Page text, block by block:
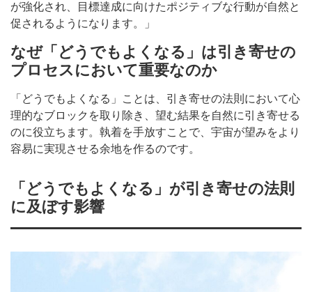
が強化され、目標達成に向けたポジティブな行動が自然と
促されるようになります。」
なぜ「どうでもよくなる」は引き寄せの
プロセスにおいて重要なのか
「どうでもよくなる」ことは、引き寄せの法則において心
理的なブロックを取り除き、望む結果を自然に引き寄せる
のに役立ちます。執着を手放すことで、宇宙が望みをより
容易に実現させる余地を作るのです。
「どうでもよくなる」が引き寄せの法則
に及ぼす影響